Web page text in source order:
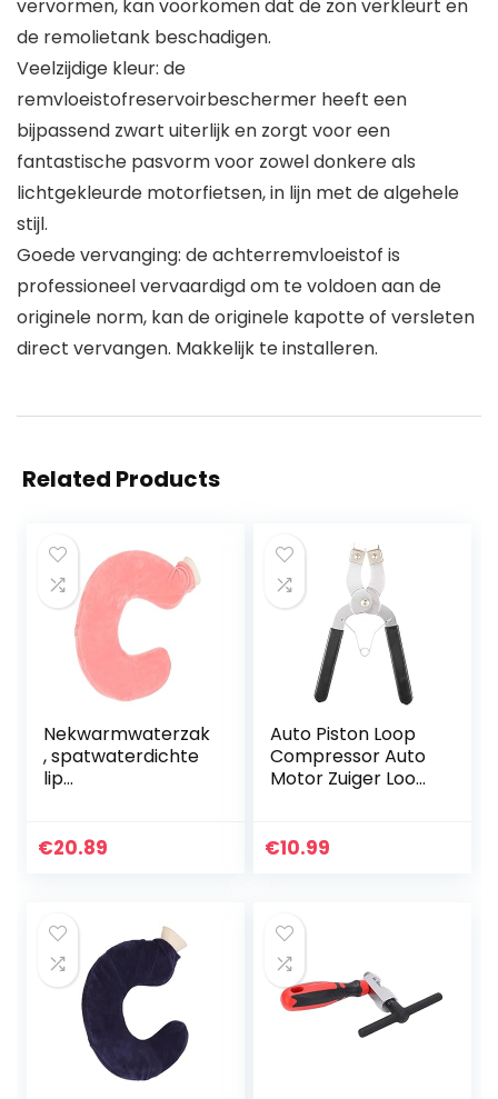
vervormen, kan voorkomen dat de zon verkleurt en
de remolietank beschadigen.
Veelzijdige kleur: de
remvloeistofreservoirbeschermer heeft een
bijpassend zwart uiterlijk en zorgt voor een
fantastische pasvorm voor zowel donkere als
lichtgekleurde motorfietsen, in lijn met de algehele
stijl.
Goede vervanging: de achterremvloeistof is
professioneel vervaardigd om te voldoen aan de
originele norm, kan de originele kapotte of versleten
direct vervangen. Makkelijk te installeren.
Related Products
Nekwarmwaterzak
, spatwaterdichte
lip
vormige
€20.89
Auto Piston Loop
Compressor Auto
Motor Zuiger Loop
Verwijder
€10.99